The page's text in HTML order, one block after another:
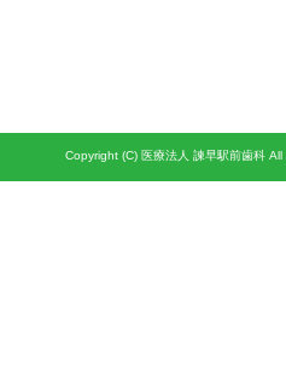
Copyright (C) 医療法人 諫早駅前歯科